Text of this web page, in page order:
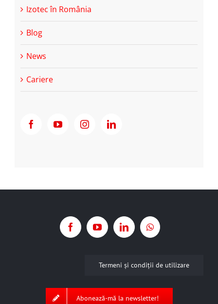
Izotec în România
Blog
News
Cariere
Termeni şi condiţii de utilizare
Abonează-mă la newsletter!